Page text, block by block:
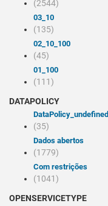
(2544)
03_10
(135)
02_10_100
(45)
01_100
(111)
DATAPOLICY
dataPolicy_undefined
(35)
Dados abertos
(1779)
Com restrições
(1041)
OPENSERVICETYPE